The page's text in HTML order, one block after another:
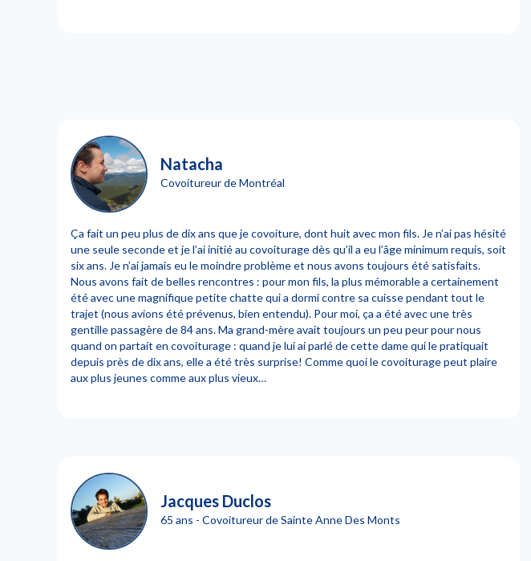
Natacha
Covoitureur de Montréal
Ça fait un peu plus de dix ans que je covoiture, dont huit avec mon fils. Je n’ai pas hésité
une seule seconde et je l’ai initié au covoiturage dès qu’il a eu l’âge minimum requis, soit
six ans. Je n’ai jamais eu le moindre problème et nous avons toujours été satisfaits.
Nous avons fait de belles rencontres : pour mon fils, la plus mémorable a certainement
été avec une magnifique petite chatte qui a dormi contre sa cuisse pendant tout le
trajet (nous avions été prévenus, bien entendu). Pour moi, ça a été avec une très
gentille passagère de 84 ans. Ma grand-mère avait toujours un peu peur pour nous
quand on partait en covoiturage : quand je lui ai parlé de cette dame qui le pratiquait
depuis près de dix ans, elle a été très surprise! Comme quoi le covoiturage peut plaire
aux plus jeunes comme aux plus vieux…
Jacques Duclos
65 ans - Covoitureur de Sainte Anne Des Monts